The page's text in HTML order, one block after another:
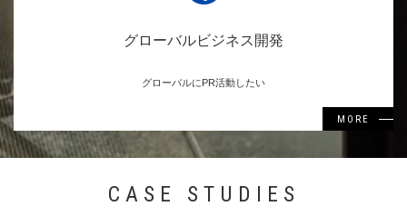
グローバルビジネス開発
グローバルにPR活動したい
MORE
CASE STUDIES